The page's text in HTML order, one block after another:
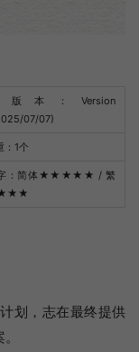
本：Version
07/07)
：1个
：简体 ★★★★★ / 繁
划，志在最终提供